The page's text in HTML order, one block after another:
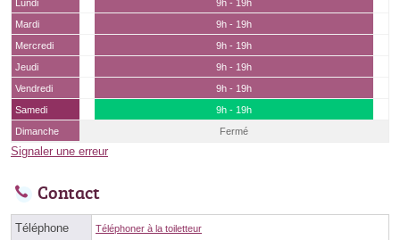
Lundi
9h - 19h
Mardi
9h - 19h
Mercredi
9h - 19h
Jeudi
9h - 19h
Vendredi
9h - 19h
Samedi
9h - 19h
Dimanche
Fermé
Signaler une erreur
Contact
Téléphone Téléphoner à la toiletteur